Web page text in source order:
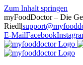
Zum Inhalt springen
myFoodDoctor – Die
Riedl|
E-MailFacebook